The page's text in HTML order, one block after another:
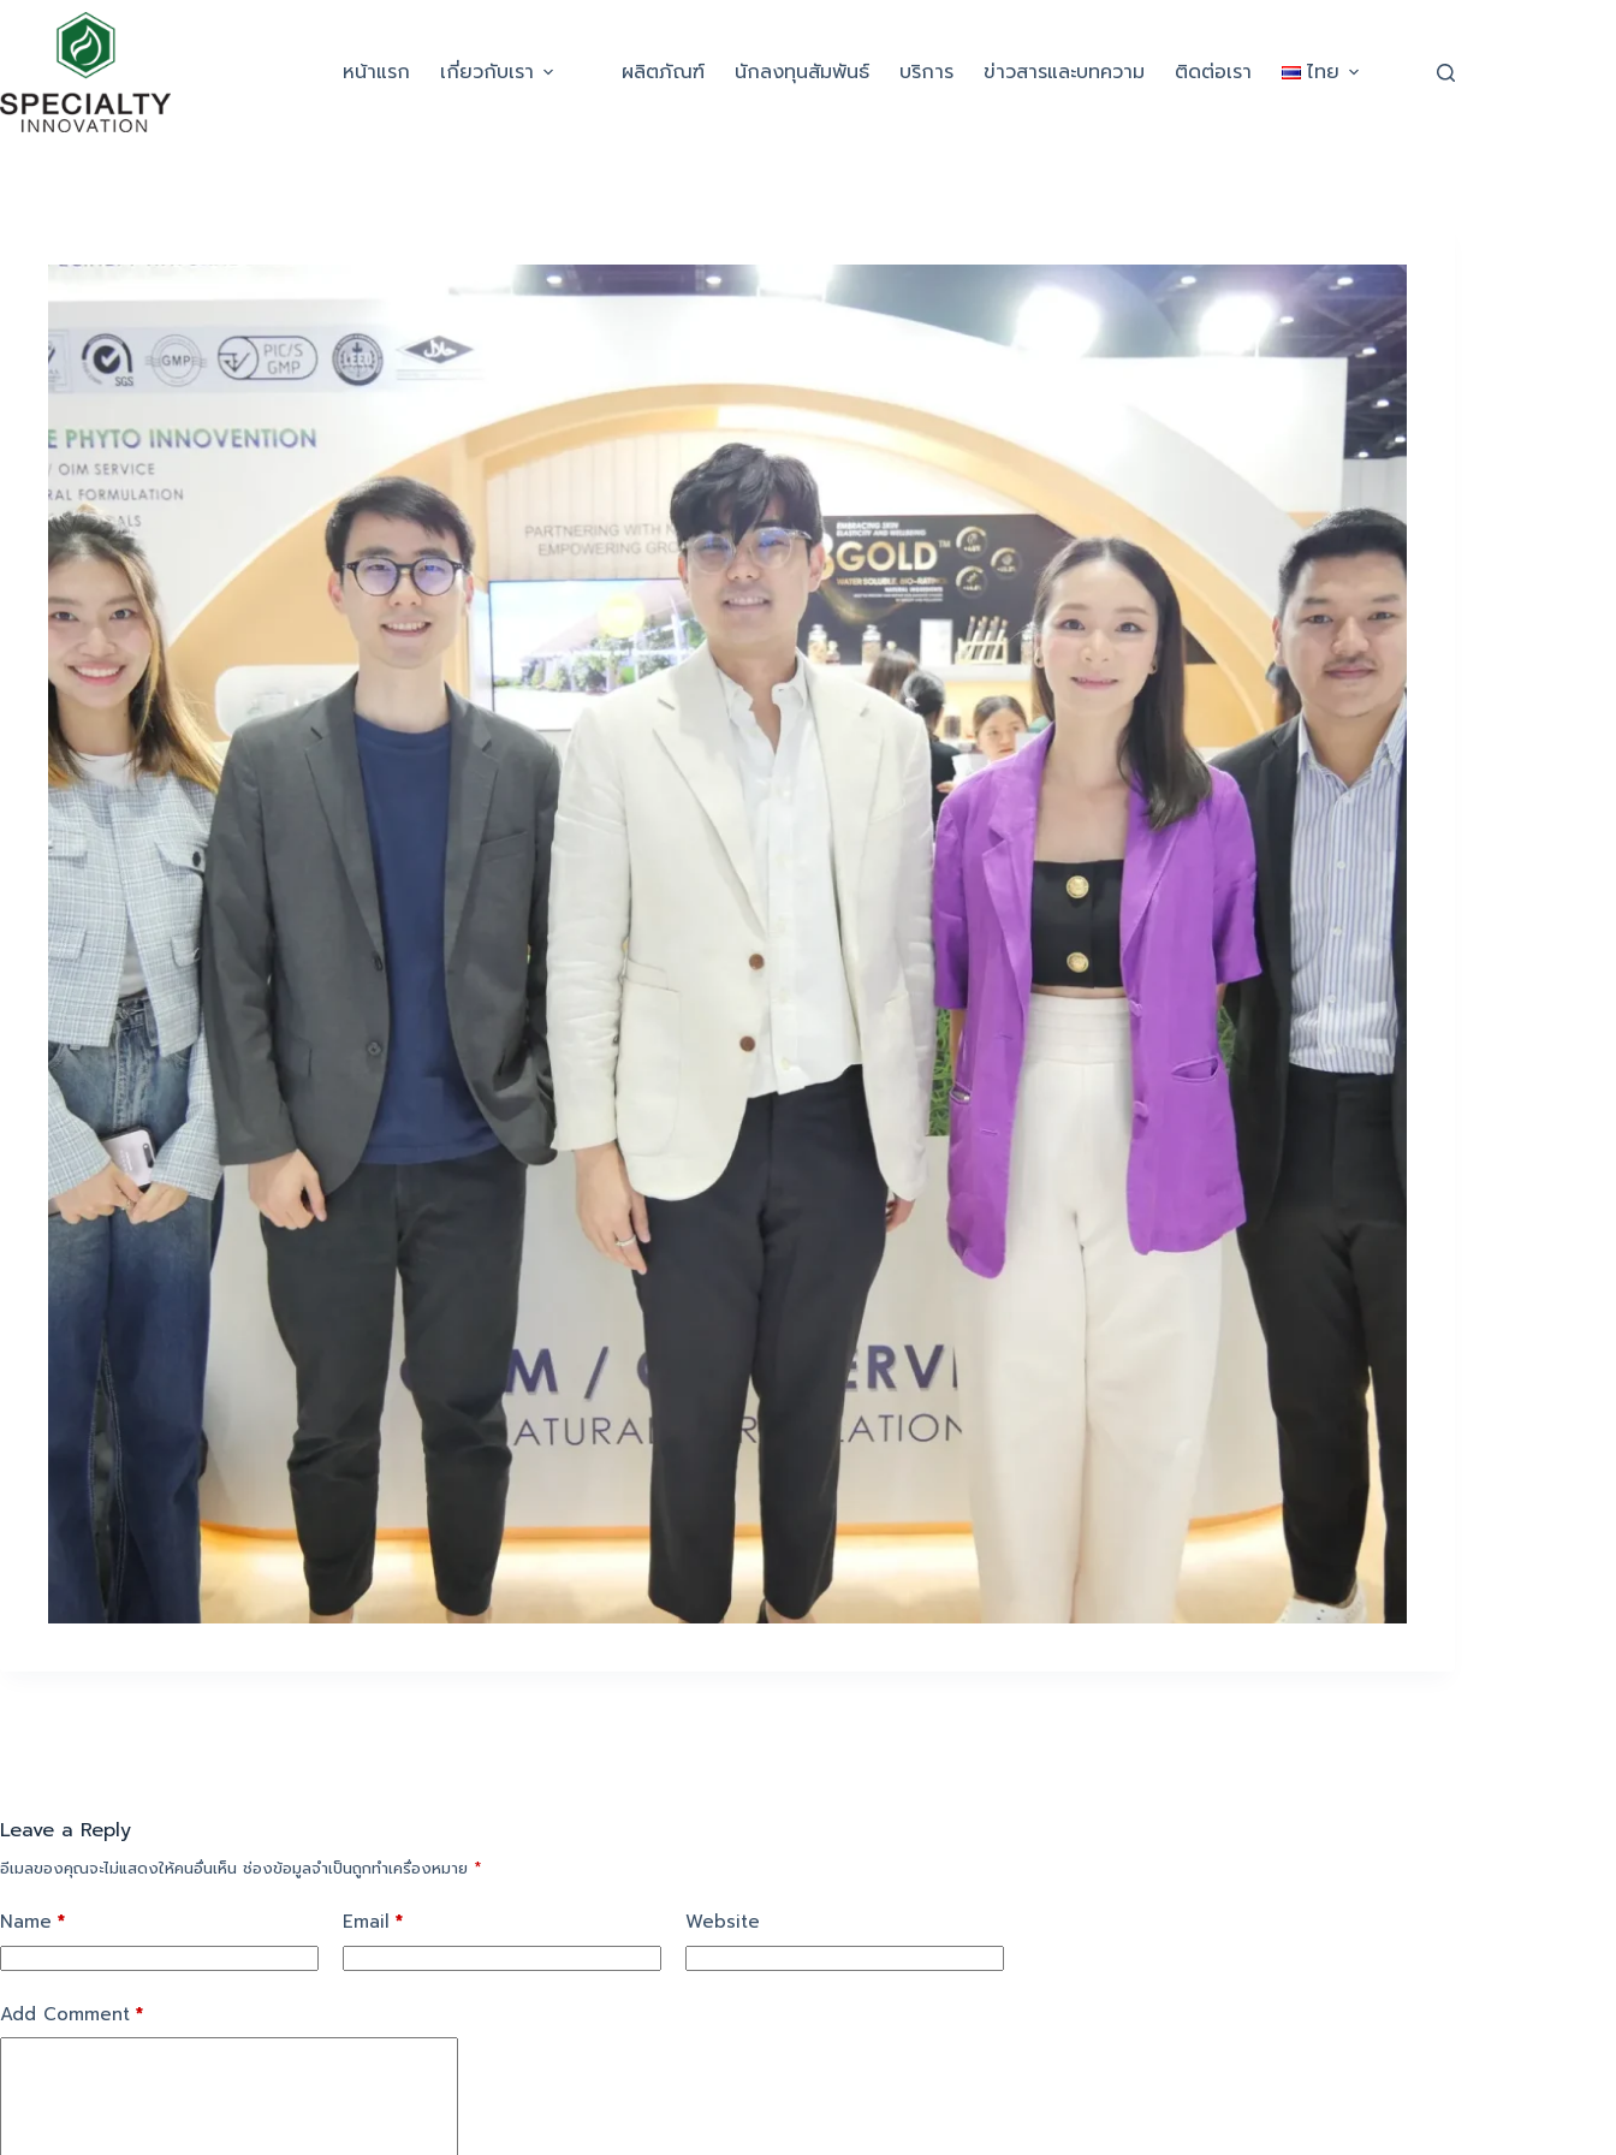
หน้าแรก เกี่ยวกับเรา ผลิตภัณฑ์ นักลงทุนสัมพันธ์ บริการ ข่าวสารและบทความ ติดต่อเรา ไทย
Leave a Reply
อีเมลของคุณจะไม่แสดงให้คนอื่นเห็น ช่องข้อมูลจำเป็นถูกทำเครื่องหมาย *
Name * Email * Website
Add Comment *